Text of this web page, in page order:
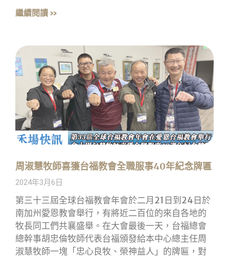
繼續閱讀 »
周淑慧牧師喜獲台福教會全職服事40年紀念牌匾
2024年3月6日
第三十三屆全球台福教會年會於二月21日到24日於
南加州愛恩教會舉行，有將近二百位的來自各地的
牧長同工們共襄盛舉。在大會最後一天，台福總會
總幹事胡忠倫牧師代表台福頒發給本中心總主任周
淑慧牧師一塊「忠心良牧、榮神益人」的牌匾，對